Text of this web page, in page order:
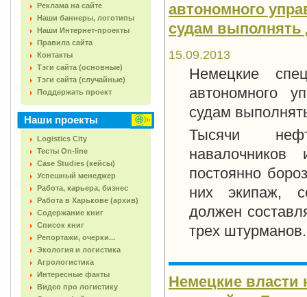
Реклама на сайте
Наши баннеры, логотипы
Наши Интернет-проекты
Правила сайта
Контакты
Тэги сайта (основные)
Тэги сайта (случайные)
Поддержать проект
Наши проекты
Logistics City
Тесты On-line
Case Studies (кейсы)
Успешный менеджер
Работа, карьера, бизнес
Работа в Харькове (архив)
Содержание книг
Список книг
Репортажи, очерки...
Экология и логистика
Агрологистика
Интересные факты
Видео про логистику
автономного
судам выполнять
15.09.2013
Немецкие
автономного
судам
Тысячи
навалочников
постоянно
них экипаж,
должен
трех штурманов.
Немецкие власти